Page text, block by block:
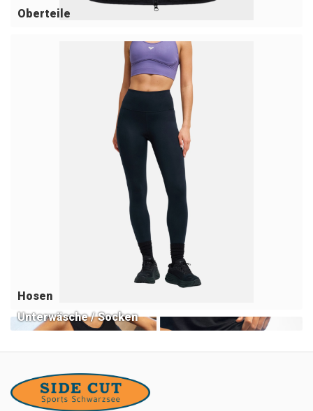
Oberteile
Hosen
Unterwäsche / Socken